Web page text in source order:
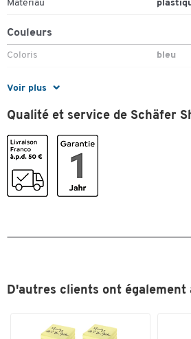
Voir plus
Matériau
Couleurs
Coloris bleu
Dimensions
Largeur (mm) 136
Qualité et service de Schäfer
D'autres clients ont également
Toucher deux fois pour